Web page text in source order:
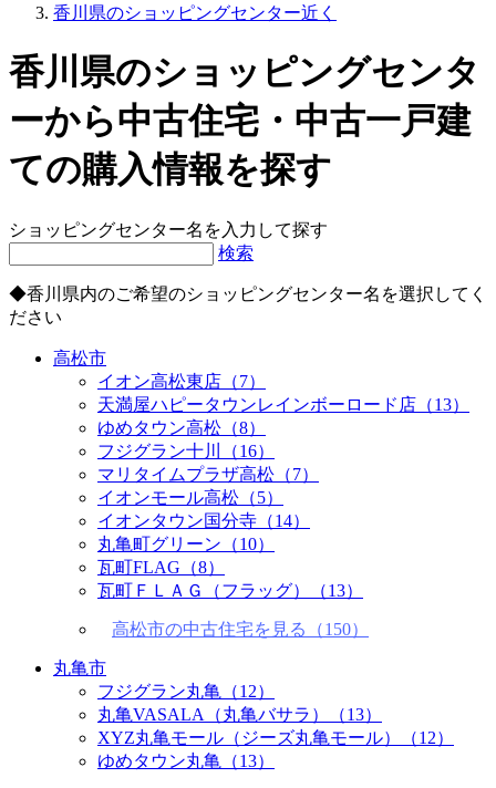
香川県のショッピングセンター近く
香川県のショッピングセンタ
ーから中古住宅・中古一戸建
ての購入情報を探す
ショッピングセンター名を入力して探す
検索
◆香川県内のご希望のショッピングセンター名を選択してく
ださい
高松市
イオン高松東店 （7）
天満屋ハピータウンレインボーロード店 （13）
ゆめタウン高松 （8）
フジグラン十川
（16）
マリタイムプラザ高松 （7）
イオンモール高松 （5）
イオンタウン国分寺 （14）
丸亀町グリーン （10）
瓦町FLAG （8）
瓦町ＦＬＡＧ（フラッグ）
（13）
高松市の中古住宅を見る（150）
丸亀市
フジグラン丸亀
（12）
丸亀VASALA（丸亀バサラ）
（13）
XYZ丸亀モール（ジーズ丸亀モール）
（12）
ゆめタウン丸亀
（13）